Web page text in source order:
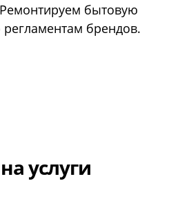
бытовую
регламентам брендов.
услуги